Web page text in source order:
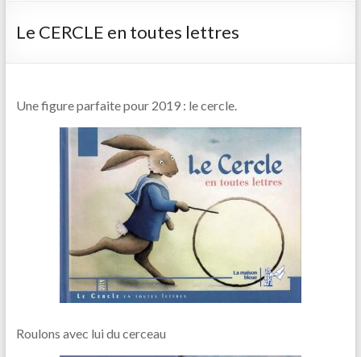
Le CERCLE en toutes lettres
Une figure parfaite pour 2019 : le cercle.
Roulons avec lui du cerceau